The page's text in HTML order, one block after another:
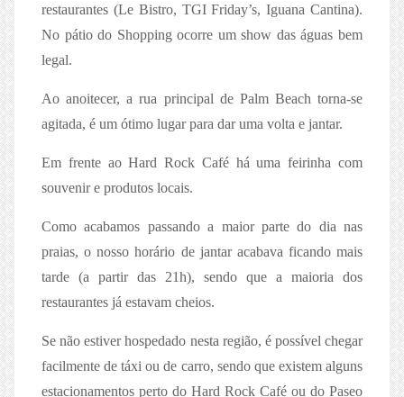
restaurantes (Le Bistro, TGI Friday’s, Iguana Cantina).
No pátio do Shopping ocorre um show das águas bem
legal.
Ao anoitecer, a rua principal de Palm Beach torna-se
agitada, é um ótimo lugar para dar uma volta e jantar.
Em frente ao Hard Rock Café há uma feirinha com
souvenir e produtos locais.
Como acabamos passando a maior parte do dia nas
praias, o nosso horário de jantar acabava ficando mais
tarde (a partir das 21h), sendo que a maioria dos
restaurantes já estavam cheios.
Se não estiver hospedado nesta região, é possível chegar
facilmente de táxi ou de carro, sendo que existem alguns
estacionamentos perto do Hard Rock Café ou do Paseo